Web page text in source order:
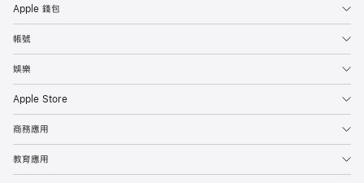
Apple 錢包
帳號
娛樂
Apple Store
商務應用
教育應用